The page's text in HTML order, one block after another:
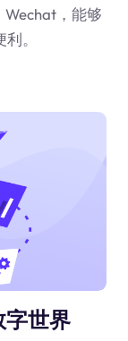
Wechat，能够
。
字世界